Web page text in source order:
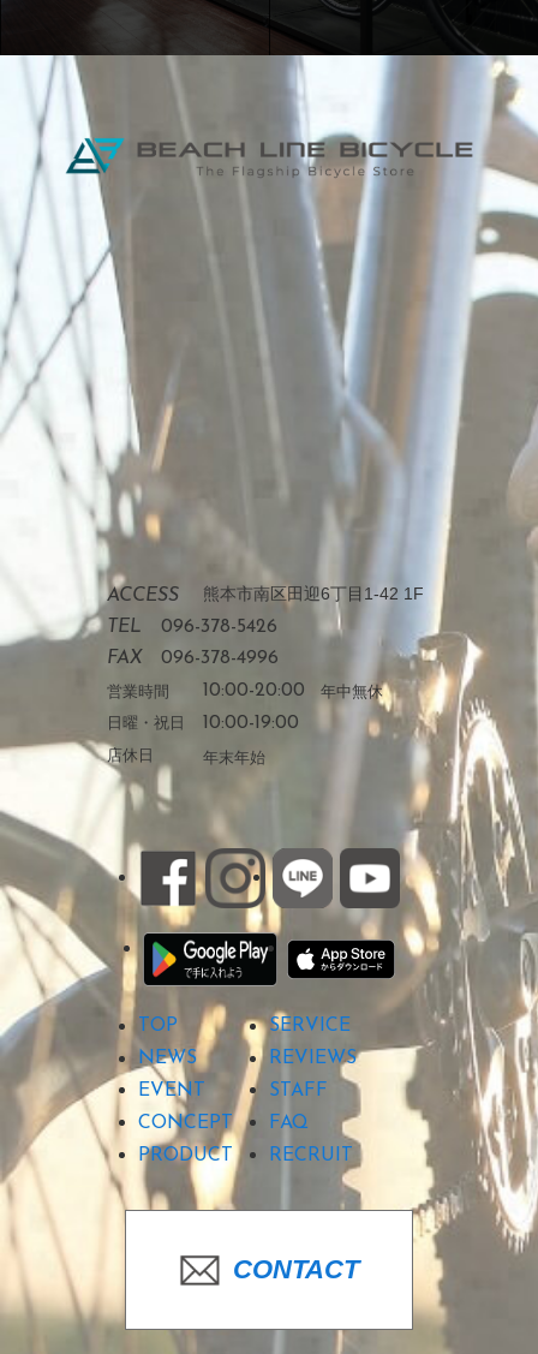
ACCESS 熊本市南区田迎6丁目1-42 1F
TEL
096-378-5426
FAX
096-378-4996
営業時間 10:00-20:00 年中無休
日曜・祝日
10:00-19:00
店休日 年末年始
TOP
SERVICE
NEWS
REVIEWS
EVENT
STAFF
CONCEPT
FAQ
PRODUCT
RECRUIT
CONTACT